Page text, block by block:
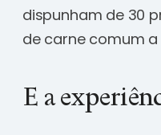
dispunham de 30
de carne comum a
E a